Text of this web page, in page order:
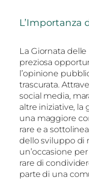
L’Importanza
La Giornata
preziosa
l’opinione
trascurata.
social media,
altre iniziative, la
una maggiore
rare e a
dello sviluppo di
un’occasione
rare di
parte di una